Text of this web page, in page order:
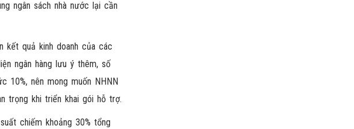
ngân sách nhà nước lại cần
kết quả kinh doanh của các
ngân hàng lưu ý thêm, số
10%, nên mong muốn NHNN
trọng khi triển khai gói hỗ trợ.
chiếm khoảng 30% tổng